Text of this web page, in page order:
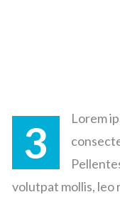
3
Lorem
volutpat mollis, leo